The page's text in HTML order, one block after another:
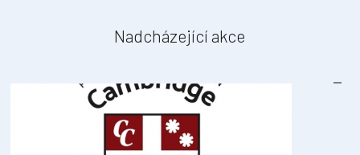
Nadcházející akce